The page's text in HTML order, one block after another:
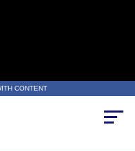
CONTENT